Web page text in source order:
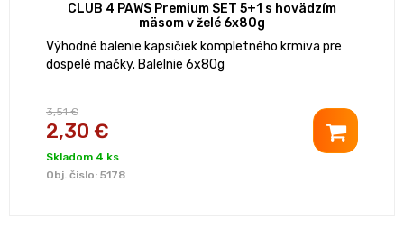
CLUB 4 PAWS Premium SET 5+1 s hovädzím
mäsom v želé 6x80g
Výhodné balenie kapsičiek kompletného krmiva pre
dospelé mačky. Balelnie 6x80g
3,51 €
2,30 €
Skladom 4 ks
Obj. čislo: 5178